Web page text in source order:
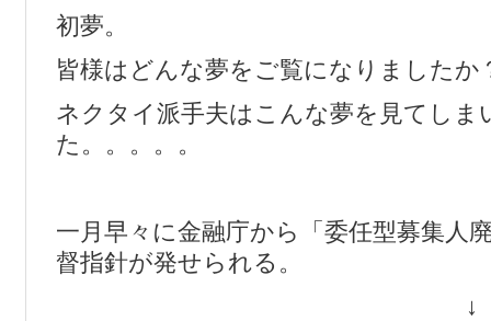
初夢。
皆様はどんな夢をご覧になりましたか
ネクタイ派手夫はこんな夢を見てしま
た。。。。。
一月早々に金融庁から「委任型募集人
督指針が発せられる。
↓